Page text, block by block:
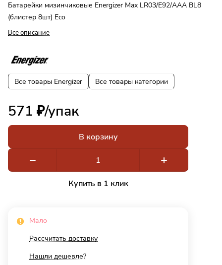
Батарейки мизинчиковые Energizer Max LR03/E92/ААА BL8
(блистер 8шт) Eco
Все описание
Все товары Energizer Все товары категории
571 ₽/упак
В корзину
Купить в 1 клик
Мало
Рассчитать доставку
Нашли дешевле?